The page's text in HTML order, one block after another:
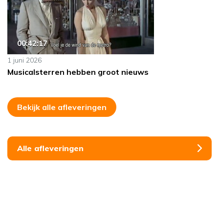
00:42:17
1 juni 2026
Musicalsterren hebben groot nieuws
Bekijk alle afleveringen
Alle afleveringen